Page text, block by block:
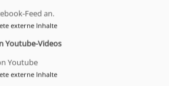
Uhr
St. Martin e. V
Feed an.
externe Inhalte
Youtube-Videos
Youtube
externe Inhalte